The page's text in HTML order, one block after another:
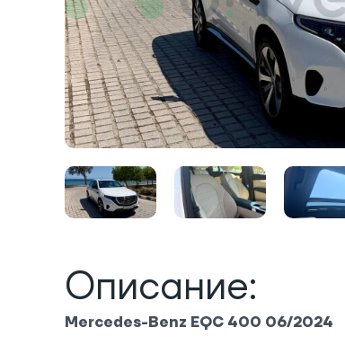
Описание:
Mercedes-Benz EQC 400 06/2024